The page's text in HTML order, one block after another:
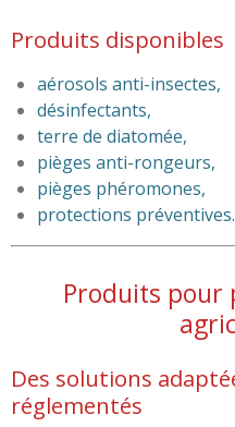
Produits disponibles
aérosols anti-insectes,
désinfectants,
terre de diatomée,
pièges anti-rongeurs,
pièges phéromones,
protections préventives.
Produits pour
Des solutions
réglementés